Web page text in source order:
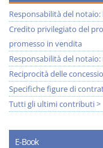
Responsabilità del
Credito privilegiato del
promesso in vendita
Responsabilità del
Reciprocità delle
Specifiche figure di
Tutti gli ultimi contributi >
E-Book